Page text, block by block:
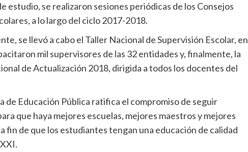
estudio, se realizaron sesiones periódicas de los Consejos
a lo largo del ciclo 2017-2018.
se llevó a cabo el Taller Nacional de Supervisión Escolar, en
mil supervisores de las 32 entidades y, finalmente, la
de Actualización 2018, dirigida a todos los docentes del
de Educación Pública ratifica el compromiso de seguir
que haya mejores escuelas, mejores maestros y mejores
fin de que los estudiantes tengan una educación de calidad